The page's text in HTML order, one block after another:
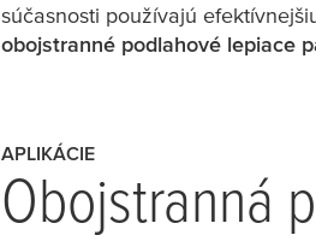
súčasnosti používajú
obojstranné podlahové lepiace
APLIKÁCIE
Obojstranná